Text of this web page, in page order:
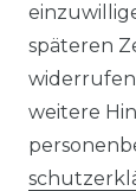
späteren
weitere